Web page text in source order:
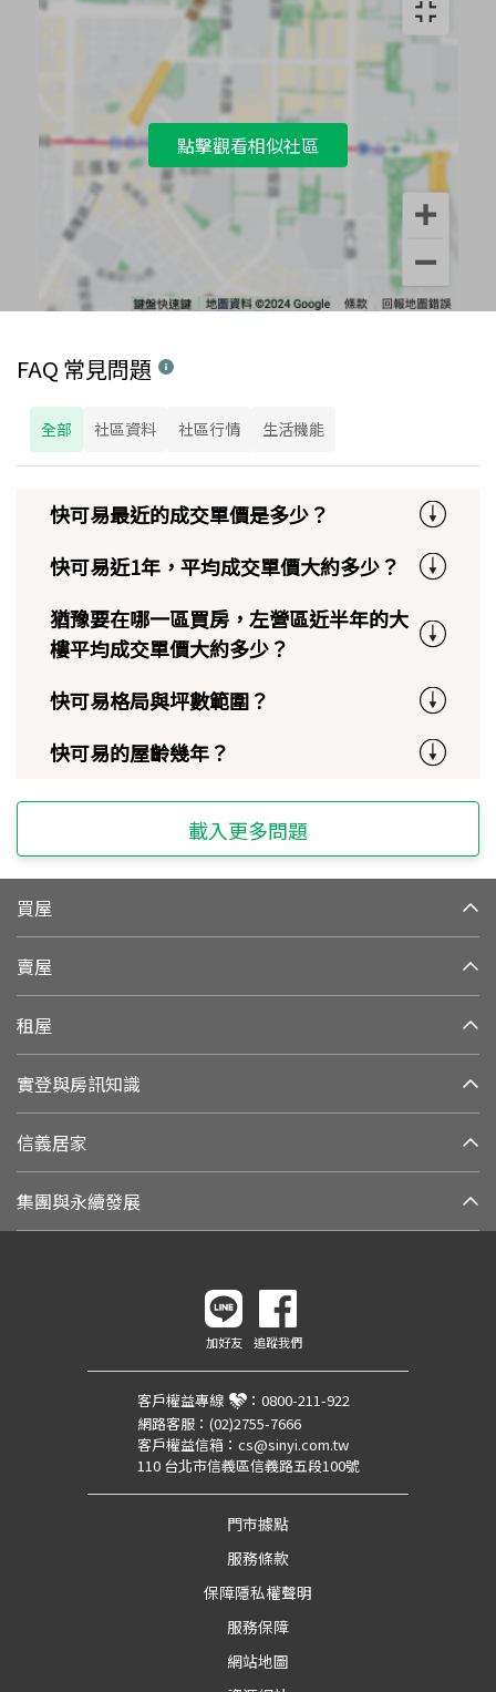
點擊觀看相似社區
FAQ 常見問題
全部 社區資料 社區行情 生活機能
快可易最近的成交單價是多少？
快可易近1年，平均成交單價大約多少？
猶豫要在哪一區買房，左營區近半年的大
樓平均成交單價大約多少？
快可易格局與坪數範圍？
快可易的屋齡幾年？
載入更多問題
買屋
賣屋
租屋
實登與房訊知識
信義居家
集團與永續發展
加好友 追蹤我們
客戶權益專線 ： 0800-211-922
網路客服： (02)2755-7666
客戶權益信箱： cs@sinyi.com.tw
110 台北市信義區信義路五段100號
門市據點
服務條款
保障隱私權聲明
服務保障
網站地圖